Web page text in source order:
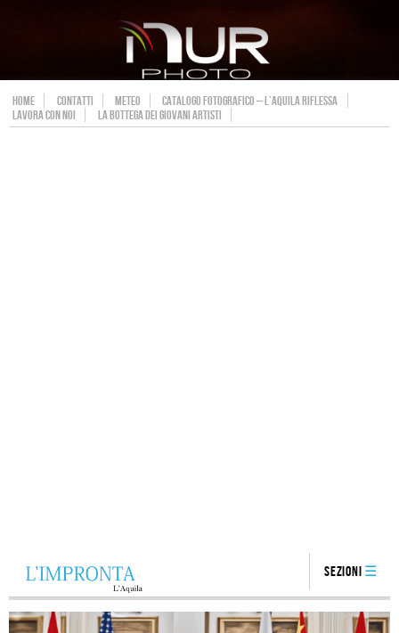
HOME CONTATTI METEO
CATALOGO FOTOGRAFICO – L’AQUILA RIFLESSA
LAVORA CON NOI
LA BOTTEGA DEI GIOVANI ARTISTI
Sezioni